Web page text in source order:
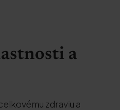
a
zdraviu a